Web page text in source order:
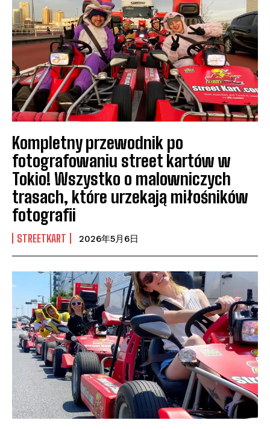
Kompletny przewodnik po
fotografowaniu street kartów w
Tokio! Wszystko o malowniczych
trasach, które urzekają miłośników
fotografii
STREETKART 2026年5月6日